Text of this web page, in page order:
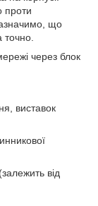
проти
що
мережі через блок
виставок
від